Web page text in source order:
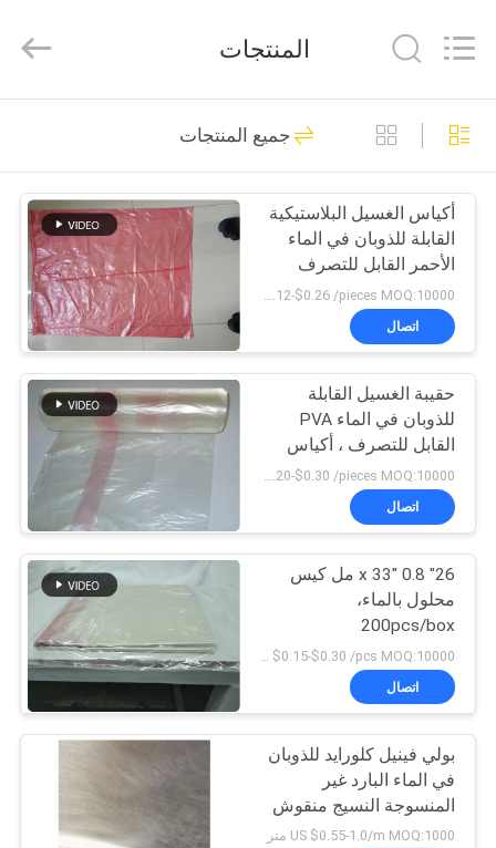
المنزل
المنتجات
حولنا
جولة
في
المصنع
مراقبة
الجودة
أخبار
اطلب
اقتباس
خريطة
الموقع
Macromolecule
Materials
All
Reserved.
PVA المياه القابلة
للذوبان السينمائي
38
فيلم إطلاق للذوبان
في الماء
73
فيلم قابل للذوبان في
الماء للتطريز
15
34
المنتجات
جميع المنتجات
أكياس الغسيل البلاستيكية
القابلة للذوبان في الماء
الأحمر القابل للتصرف
للطب / المستشفى
US $0.12-$0.26 /pieces MOQ:10000 قطعة
اتصال
حقيبة الغسيل القابلة
للذوبان في الماء PVA
القابل للتصرف ، أكياس
الغسيل القابلة للذوبان في
المستشفى
اتصال
26" x 33" 0.8 مل كيس
محلول بالماء،
200pcs/box
اتصال
بولي فينيل كلورايد للذوبان
في الماء البارد غير
المنسوجة النسيج منقوش
نمط للتطريز
US $0.55-1.0/m MOQ:1000 متر